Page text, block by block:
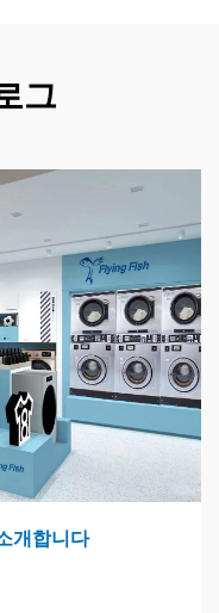
그
개합니다